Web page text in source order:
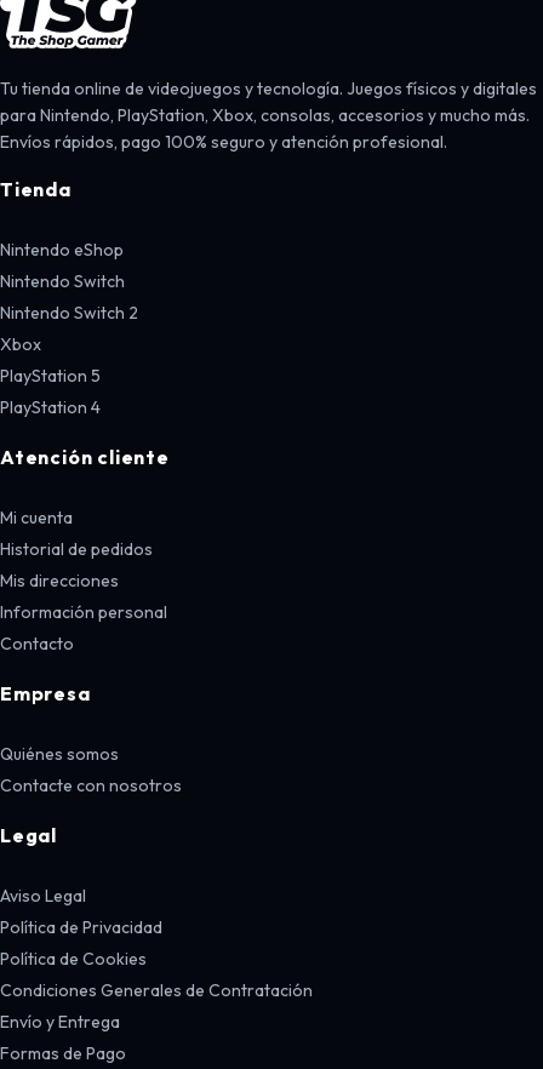
Tu tienda online de videojuegos y tecnología. Juegos físicos y digitales
para Nintendo, PlayStation, Xbox, consolas, accesorios y mucho más.
Envíos rápidos, pago 100% seguro y atención profesional.
Tienda
Nintendo eShop
Nintendo Switch
Nintendo Switch 2
Xbox
PlayStation 5
PlayStation 4
Atención cliente
Mi cuenta
Historial de pedidos
Mis direcciones
Información personal
Contacto
Empresa
Quiénes somos
Contacte con nosotros
Legal
Aviso Legal
Política de Privacidad
Política de Cookies
Condiciones Generales de Contratación
Envío y Entrega
Formas de Pago